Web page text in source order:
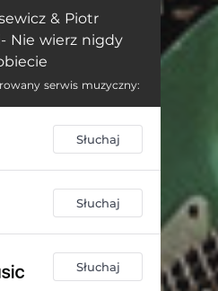
& Piotr
Nie wierz nigdy
serwis muzyczny:
Słuchaj
Słuchaj
Słuchaj